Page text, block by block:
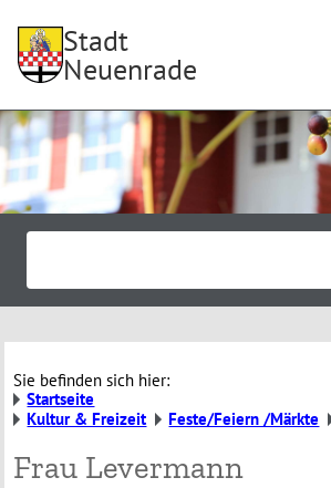
Stadt
Neuenrade
Sie befinden sich hier:
Startseite
Kultur & Freizeit
Feste/Feiern /Märkte
Frau Levermann